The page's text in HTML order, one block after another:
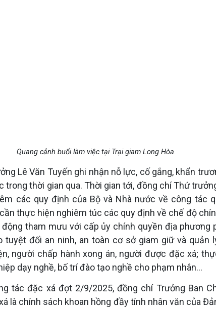
Quang cảnh buổi làm việc tại Trại giam Long Hòa.
Lê Văn Tuyến ghi nhận nỗ lực, cố gắng, khẩn
trong thời gian qua. Thời gian tới, đồng chí Thứ
các quy định của Bộ và Nhà nước về công tác
thực hiện nghiêm túc các quy định về chế độ
tham mưu với cấp ủy chính quyền địa phương
tuyệt đối an ninh, an toàn cơ sở giam giữ và quản
người chấp hành xong án, người được đặc xá;
dạy nghề, bố trí đào tạo nghề cho phạm nhân…
tác đặc xá đợt 2/9/2025, đồng chí Trưởng Ban
là chính sách khoan hồng đầy tính nhân văn của